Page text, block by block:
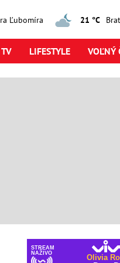
Ľubomíra 21 °C
LIFESTYLE VOĽNÝ
STREAM
NAŽIVO
Olivia